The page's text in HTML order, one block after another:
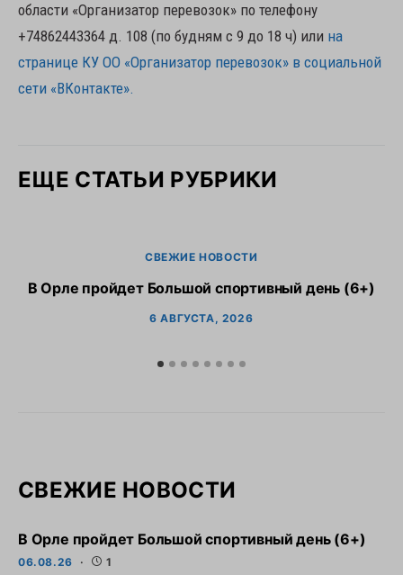
области «Организатор перевозок» по телефону
+74862443364 д. 108 (по будням с 9 до 18 ч) или на
странице КУ ОО «Организатор перевозок» в социальной
сети «ВКонтакте».
ЕЩЕ СТАТЬИ РУБРИКИ
СВЕЖИЕ НОВОСТИ
В Орле пройдет Большой спортивный день (6+)
6 АВГУСТА, 2026
СВЕЖИЕ НОВОСТИ
В Орле пройдет Большой спортивный день (6+)
06.08.26 1